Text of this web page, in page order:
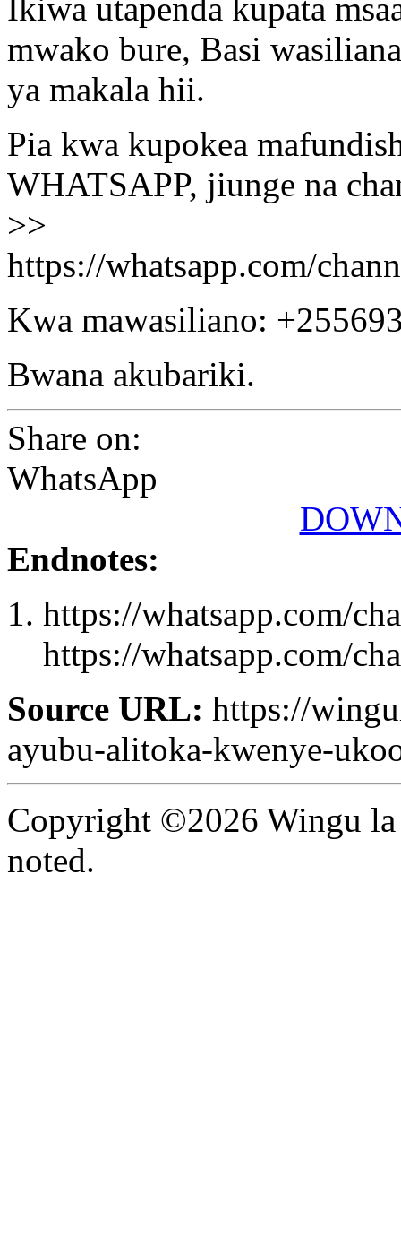
Ikiwa utapenda kupata
mwako bure, Basi
ya makala hii.
Pia kwa kupokea
WHATSAPP, jiunge na
>>
https://whatsapp.com/
Kwa mawasiliano:
Bwana akubariki.
Share on:
WhatsApp
Endnotes:
https://whatsapp.com/
https://whatsapp.com/
Source URL: https://
ayubu-alitoka-kwenye-
Copyright ©2026 Wingu la
noted.